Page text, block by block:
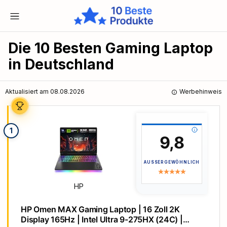
Die 10 Besten Gaming Laptop
in Deutschland
Aktualisiert am 08.08.2026 Werbehinweis
1
9,8
AUSSERGEWÖHNLICH
HP
HP Omen MAX Gaming Laptop | 16 Zoll 2K
Display 165Hz | Intel Ultra 9-275HX (24C) |